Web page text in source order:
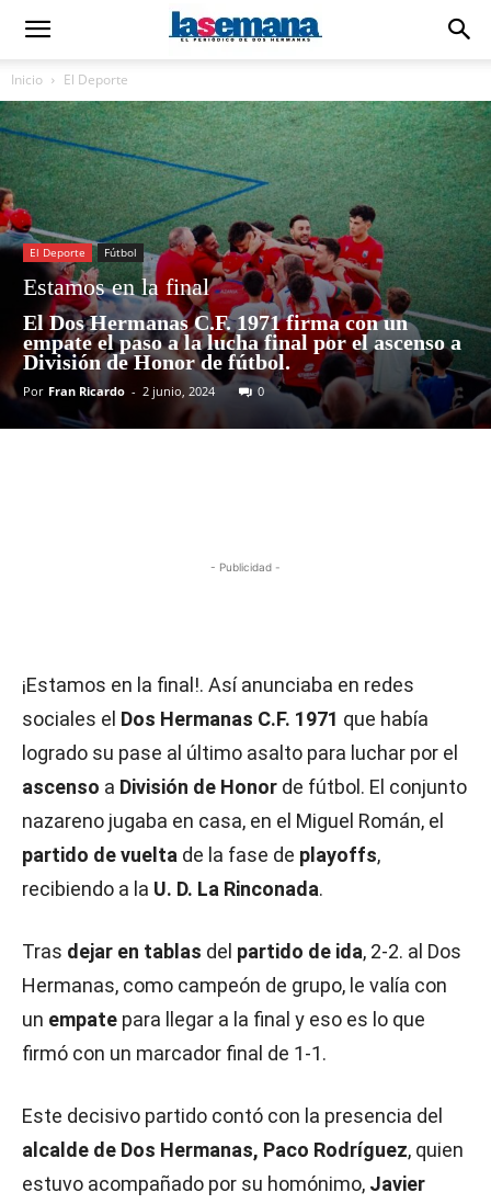
Inicio El Deporte
El Deporte Fútbol
Estamos en la final
El Dos Hermanas C.F. 1971 firma con un
empate el paso a la lucha final por el ascenso a
División de Honor de fútbol.
Por Fran Ricardo - 2 junio, 2024 0
- Publicidad -
¡Estamos en la final!. Así anunciaba en redes
sociales el Dos Hermanas C.F. 1971 que había
logrado su pase al último asalto para luchar por el
ascenso a División de Honor de fútbol. El conjunto
nazareno jugaba en casa, en el Miguel Román, el
partido de vuelta de la fase de playoffs,
recibiendo a la U. D. La Rinconada.
Tras dejar en tablas del partido de ida, 2-2. al Dos
Hermanas, como campeón de grupo, le valía con
un empate para llegar a la final y eso es lo que
firmó con un marcador final de 1-1.
Este decisivo partido contó con la presencia del
alcalde de Dos Hermanas, Paco Rodríguez, quien
estuvo acompañado por su homónimo, Javier